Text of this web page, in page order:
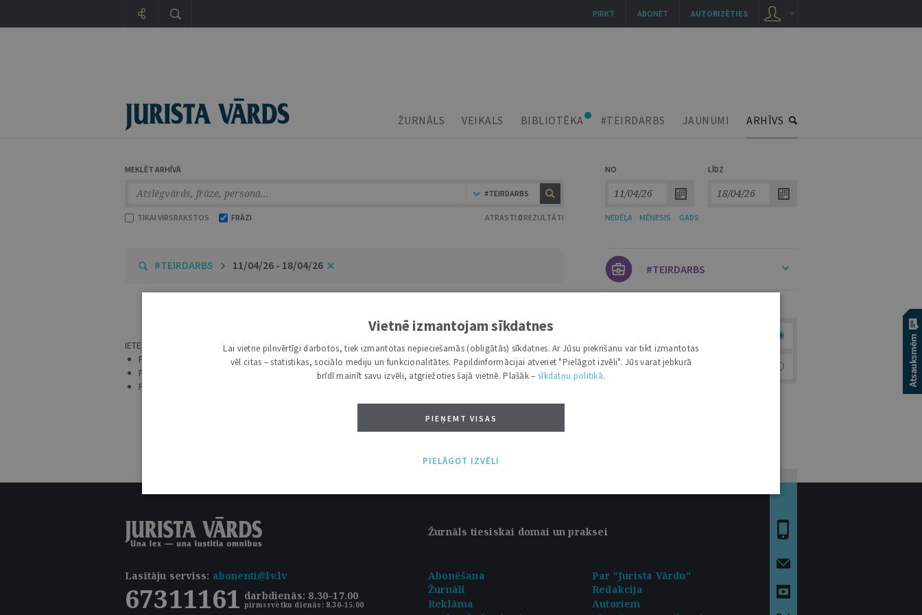
ŽURNĀLS VEIKALS BIBLIOTĒKA #TEIRDARBS JAUNUMI ARHĪVS
MEKLĒT ARHĪVĀ
#TEIRDARBS
TIKAI VIRSRAKSTOS FRĀZI ATRASTI 0 REZULTĀTI
NO LĪDZ
NEDĒĻA MĒNESIS GADS
#TEIRDARBS 11/04/26 - 18/04/26
NAV ATRASTS NEVIENS RAKSTS!
IETEIKUMI:
PĀRLIECINIES, VAI ATSLĒGVĀRDS IR UZRAKSTĪTS PAREIZI.
PRECIZĒ MEKLĒŠANAS PIEPRASĪJUMU.
PĀRBAUDI, VAI IR IZVĒLĒTS ATBILSTOŠS MEKLĒŠANAS LAUKS.
#TEIRDARBS
Aktuālie sludinājumi
Žurnāls tiesiskai domai un praksei
Lasītāju serviss: abonenti@lv.lv
67311161 darbdienās: 8.30–17.00
pirmssvētku dienās: 8.30–15.00
Abonēšana
Par "Jurista Vārdu"
Žurnāli
Redakcija
Reklāma
Autoriem
AUTORIZĒTIES
ABONĒT
PIRKT
Vietnē izmantojam sīkdatnes
Lai vietne pilnvērtīgi darbotos, tiek izmantotas nepieciešamās (obligātās) sīkdatnes. Ar Jūsu piekrišanu var tikt izmantotas
vēl citas – statistikas, sociālo mediju un funkcionalitātes. Papildinformācijai atveriet "Pielāgot izvēli". Jūs varat jebkurā
brīdī mainīt savu izvēli, atgriežoties šajā vietnē. Plašāk – sīkdatņu politikā.
PIEŅEMT VISAS
PIELĀGOT IZVĒLI